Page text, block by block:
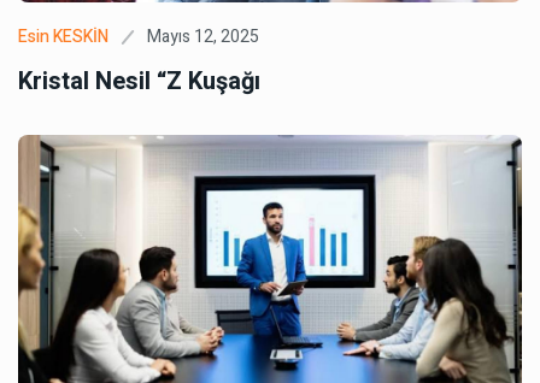
Esin KESKİN Mayıs 12, 2025
Kristal Nesil “Z Kuşağı